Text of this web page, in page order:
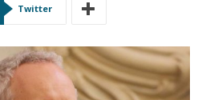
Twitter